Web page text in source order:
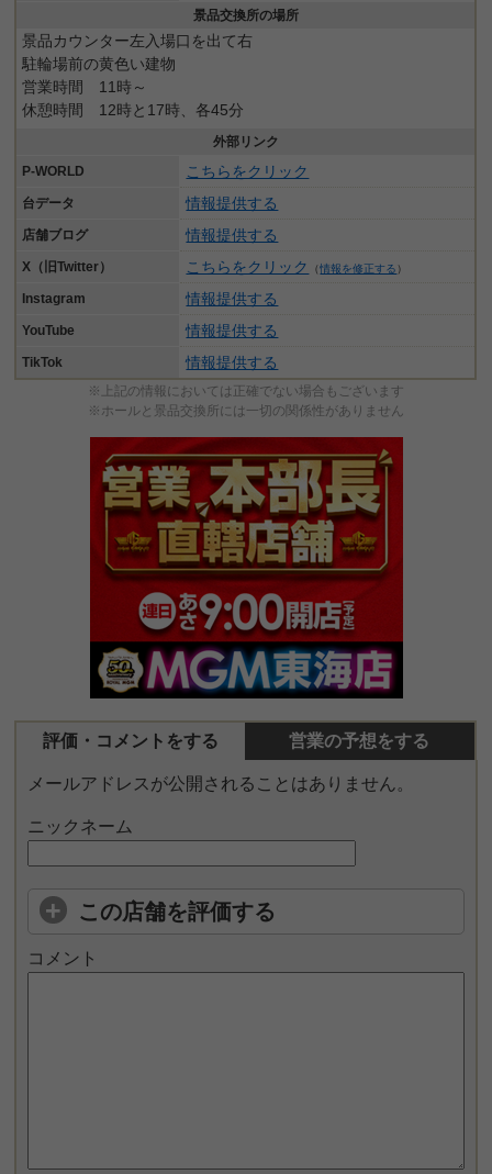
景品交換所の場所
景品カウンター左入場口を出て右
駐輪場前の黄色い建物
営業時間 11時～
休憩時間 12時と17時、各45分
外部リンク
P-WORLD
こちらをクリック
台データ 情報提供する
店舗ブログ 情報提供する
X（旧Twitter） こちらをクリック （情報を修正する ）
Instagram 情報提供する
YouTube 情報提供する
TikTok 情報提供する
※上記の情報においては正確でない場合もございます
※ホールと景品交換所には一切の関係性がありません
評価・コメントをする 営業の予想をする
メールアドレスが公開されることはありません。
ニックネーム
この店舗を評価する
コメント